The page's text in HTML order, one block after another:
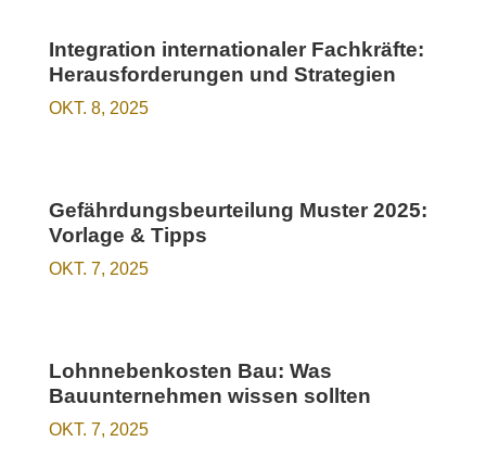
Integration internationaler Fachkräfte:
Herausforderungen und Strategien
OKT. 8, 2025
Gefährdungsbeurteilung Muster 2025:
Vorlage & Tipps
OKT. 7, 2025
Lohnnebenkosten Bau: Was
Bauunternehmen wissen sollten
OKT. 7, 2025